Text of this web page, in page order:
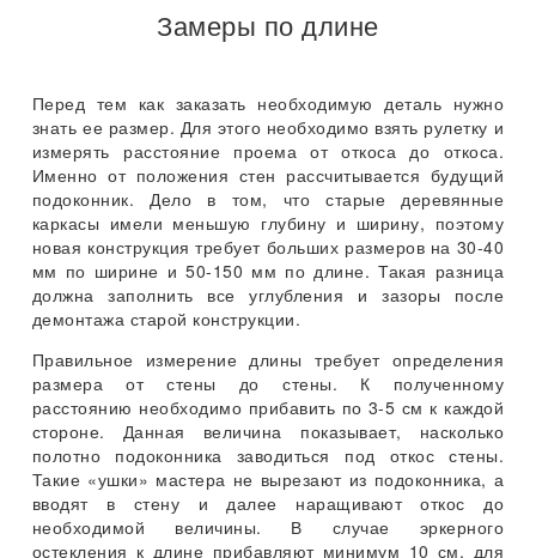
Замеры по длине
Перед тем как заказать необходимую деталь нужно
знать ее размер. Для этого необходимо взять рулетку и
измерять расстояние проема от откоса до откоса.
Именно от положения стен рассчитывается будущий
подоконник. Дело в том, что старые деревянные
каркасы имели меньшую глубину и ширину, поэтому
новая конструкция требует больших размеров на 30-40
мм по ширине и 50-150 мм по длине. Такая разница
должна заполнить все углубления и зазоры после
демонтажа старой конструкции.
Правильное измерение длины требует определения
размера от стены до стены. К полученному
расстоянию необходимо прибавить по 3-5 см к каждой
стороне. Данная величина показывает, насколько
полотно подоконника заводиться под откос стены.
Такие «ушки» мастера не вырезают из подоконника, а
вводят в стену и далее наращивают откос до
необходимой величины. В случае эркерного
остекления к длине прибавляют минимум 10 см, для